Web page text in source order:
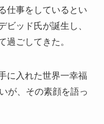
仕事をしているとい
ビッド氏が誕生し、
過ごしてきた。
に入れた世界一幸福
が、その素顔を語っ